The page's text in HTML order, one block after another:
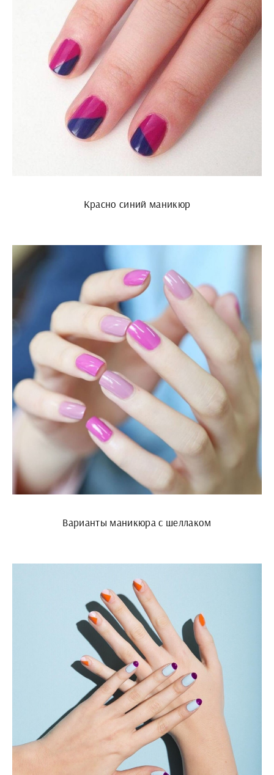
Красно синий маникюр
Варианты маникюра с шеллаком